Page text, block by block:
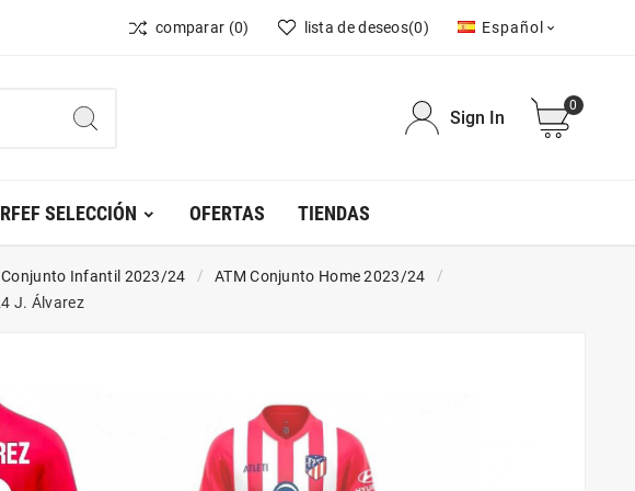
comparar (0) lista de deseos(0) Español 
Sign In
0
RFEF SELECCIÓN OFERTAS TIENDAS
Conjunto Infantil 2023/24
ATM Conjunto Home 2023/24
J. Álvarez